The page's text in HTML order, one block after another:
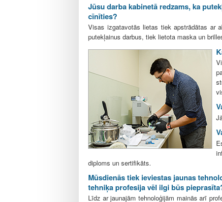
Jūsu darba kabinetā redzams, ka
cīnīties?
Visas izgatavotās lietas tiek apstrādātas ar
putekļainus darbus, tiek lietota maska un
diploms un sertifikāts.
Mūsdienās tiek ieviestas jaunas
tehniķa profesija vēl ilgi būs
Līdz ar jaunajām tehnoloģijām mainās arī